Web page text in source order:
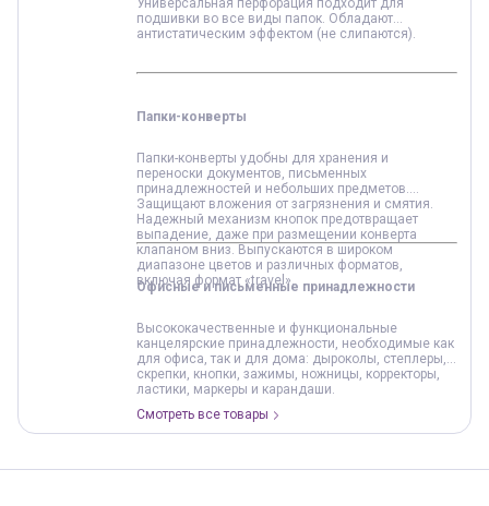
Универсальная перфорация подходит для
подшивки во все виды папок. Обладают
антистатическим эффектом (не слипаются).
Папки-конверты
Папки-конверты удобны для хранения и
переноски документов, письменных
принадлежностей и небольших предметов.
Защищают вложения от загрязнения и смятия.
Надежный механизм кнопок предотвращает
выпадение, даже при размещении конверта
клапаном вниз. Выпускаются в широком
диапазоне цветов и различных форматов,
включая формат «travel».
Офисные и письменные принадлежности
Высококачественные и функциональные
канцелярские принадлежности, необходимые как
для офиса, так и для дома: дыроколы, степлеры,
скрепки, кнопки, зажимы, ножницы, корректоры,
ластики, маркеры и карандаши.
Смотреть все товары